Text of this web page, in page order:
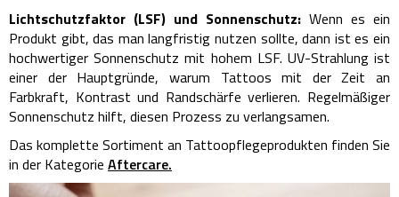
Lichtschutzfaktor (LSF) und Sonnenschutz: Wenn es ein
Produkt gibt, das man langfristig nutzen sollte, dann ist es ein
hochwertiger Sonnenschutz mit hohem LSF. UV-Strahlung ist
einer der Hauptgründe, warum Tattoos mit der Zeit an
Farbkraft, Kontrast und Randschärfe verlieren. Regelmäßiger
Sonnenschutz hilft, diesen Prozess zu verlangsamen.
Das komplette Sortiment an Tattoopflegeprodukten finden Sie
in der Kategorie Aftercare.